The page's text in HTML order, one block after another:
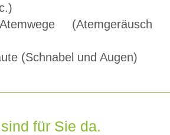
(Atemgeräusch
(Schnabel und Augen)
für Sie da.